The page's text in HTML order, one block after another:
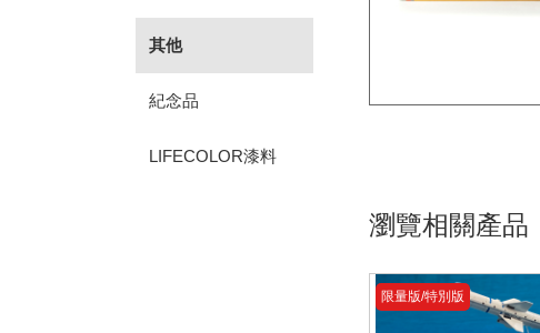
其他
紀念品
LIFECOLOR漆料
瀏覽相關產品
限量版/特別版